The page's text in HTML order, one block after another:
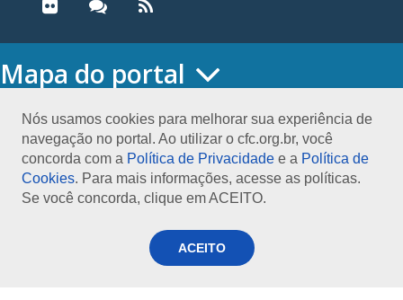
Nós usamos cookies para melhorar sua experiência de
navegação no portal. Ao utilizar o cfc.org.br, você
concorda com a Política de Privacidade e a Política de
Cookies. Para mais informações, acesse as políticas.
Se você concorda, clique em ACEITO.
ACEITO
Mapa do portal
O CONSELHO
Conselho Diretor
Nossa Sede
Planejamento
Organograma
Presidentes do CFC – Gestões anteriores